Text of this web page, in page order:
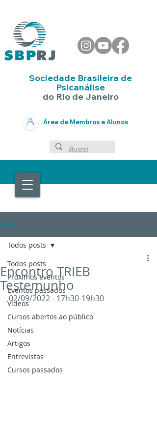
Sociedade Brasileira de
Psicanálise
do Rio de Janeiro
Área de Membros e Alunos
Post
Todos posts
Próximos eventos
Eventos passados
Vídeos
Cursos abertos ao público
Notícias
Artigos
Entrevistas
Cursos passados
Todos posts
Encontro TRIEB
Testemunho
02/09/2022 - 17h30-19h30